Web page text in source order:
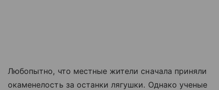
Любопытно, что местные жители сначала приняли
окаменелость за останки лягушки. Однако ученые